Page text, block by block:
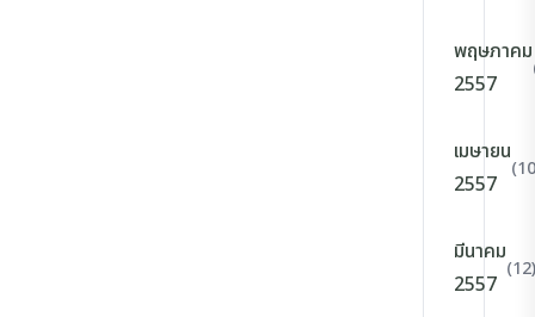
พฤษภาคม
2557
เมษายน
2557
มีนาคม
2557
(12)